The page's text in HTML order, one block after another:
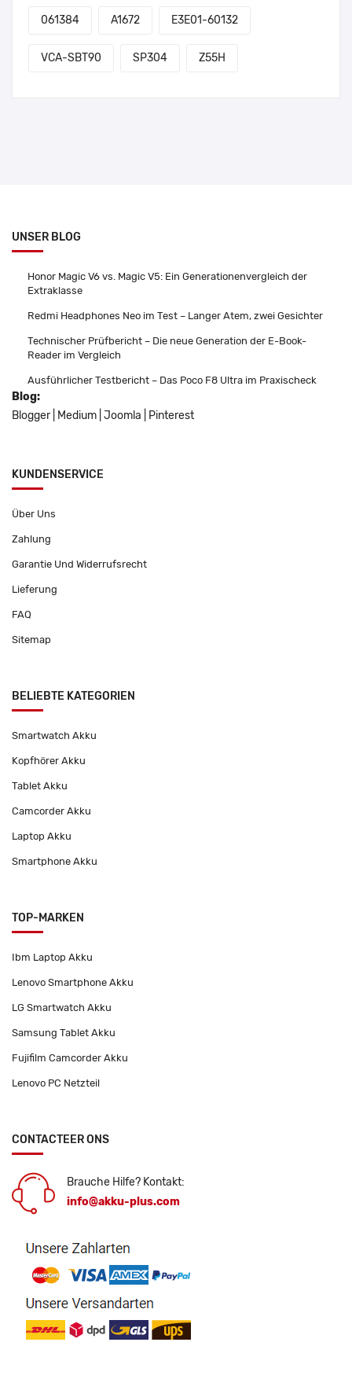
061384 A1672 E3E01-60132
VCA-SBT90 SP304 Z55H
UNSER BLOG
Honor Magic V6 vs. Magic V5: Ein Generationenvergleich der
Extraklasse
Redmi Headphones Neo im Test – Langer Atem, zwei Gesichter
Technischer Prüfbericht – Die neue Generation der E-Book-
Reader im Vergleich
Ausführlicher Testbericht – Das Poco F8 Ultra im Praxischeck
Blog:
Blogger
Medium Joomla Pinterest
KUNDENSERVICE
Über Uns
Zahlung
Garantie Und Widerrufsrecht
Lieferung
FAQ
Sitemap
BELIEBTE KATEGORIEN
Smartwatch Akku
Kopfhörer Akku
Tablet Akku
Camcorder Akku
Laptop Akku
Smartphone Akku
TOP-MARKEN
Ibm Laptop Akku
Lenovo Smartphone Akku
LG Smartwatch Akku
Samsung Tablet Akku
Fujifilm Camcorder Akku
Lenovo PC Netzteil
CONTACTEER ONS
Brauche Hilfe? Kontakt:
info@akku-plus.com